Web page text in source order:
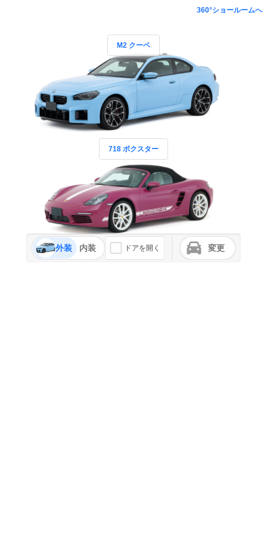
360°ショールームへ
M2 クーペ
718 ボクスター
外装 内装 ドアを開く 変更